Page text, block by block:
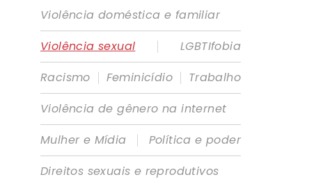
Violência doméstica e familiar
Violência sexual
|
LGBTIfobia
Racismo | Feminicídio | Trabalho
Violência de gênero na internet
Mulher e Mídia
|
Política e poder
Direitos sexuais e reprodutivos